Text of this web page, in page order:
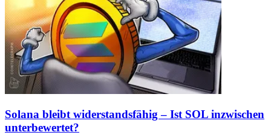
Solana bleibt widerstandsfähig – Ist SOL inzwischen
unterbewertet?